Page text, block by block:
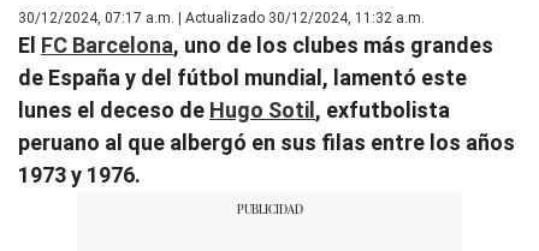
30/12/2024, 07:17 a.m. | Actualizado 30/12/2024, 11:32 a.m.
El FC Barcelona, uno de los clubes más grandes
de España y del fútbol mundial, lamentó este
lunes el deceso de Hugo Sotil, exfutbolista
peruano al que albergó en sus filas entre los años
1973 y 1976.